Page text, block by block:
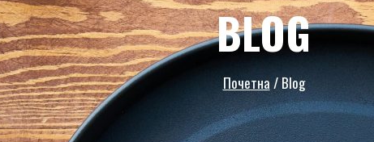
BLOG
Почетна / Blog